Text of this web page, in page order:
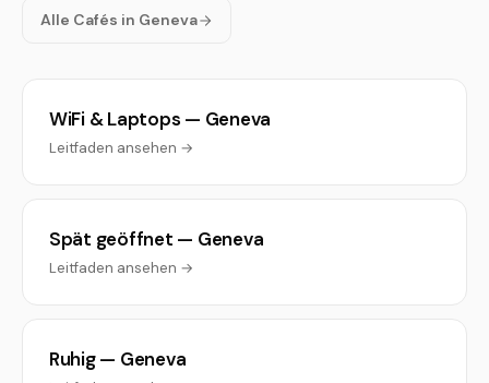
Alle Cafés in Geneva
WiFi & Laptops — Geneva
Leitfaden ansehen →
Spät geöffnet — Geneva
Leitfaden ansehen →
Ruhig — Geneva